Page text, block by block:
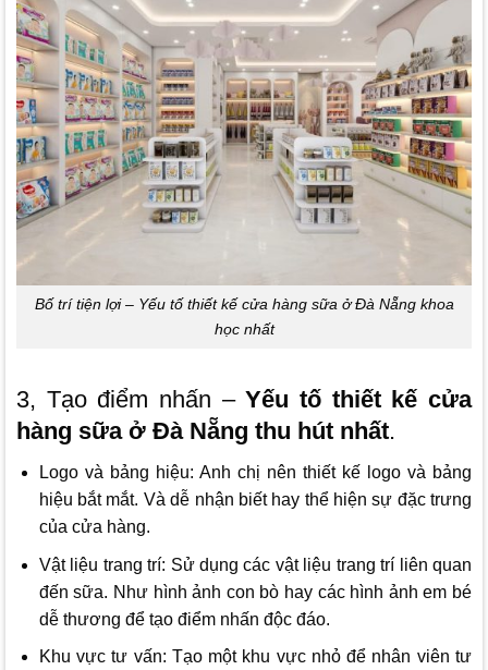
Bố trí tiện lợi – Yếu tố thiết kế cửa hàng sữa ở Đà Nẵng khoa
học nhất
3, Tạo điểm nhấn –Yếu tố thiết kế cửa
hàng sữa ở Đà Nẵng thu hút nhất.
Logo và bảng hiệu: Anh chị nên thiết kế logo và bảng
hiệu bắt mắt. Và dễ nhận biết hay thể hiện sự đặc trưng
của cửa hàng.
Vật liệu trang trí: Sử dụng các vật liệu trang trí liên quan
đến sữa. Như hình ảnh con bò hay các hình ảnh em bé
dễ thương để tạo điểm nhấn độc đáo.
Khu vực tư vấn: Tạo một khu vực nhỏ để nhân viên tư